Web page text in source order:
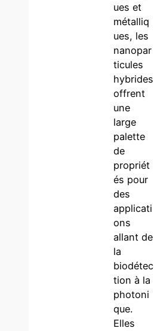
ues et
métalliq
ues, les
nanopar
ticules
hybrides
offrent
une
large
palette
de
propriét
és pour
des
applicati
ons
allant de
la
biodétec
tion à la
photoni
que.
Elles